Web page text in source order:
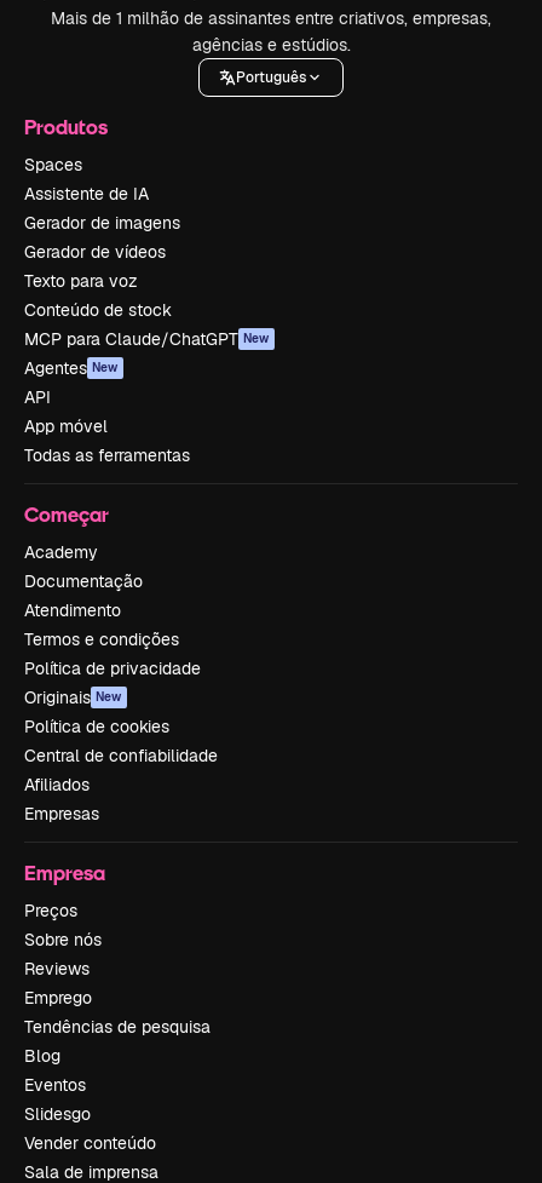
Mais de 1 milhão de assinantes entre criativos, empresas,
agências e estúdios.
Português
Produtos
Spaces
Assistente de IA
Gerador de imagens
Gerador de vídeos
Texto para voz
Conteúdo de stock
MCP para Claude/ChatGPT New
Agentes New
API
App móvel
Todas as ferramentas
Começar
Academy
Documentação
Atendimento
Termos e condições
Política de privacidade
Originais New
Política de cookies
Central de confiabilidade
Afiliados
Empresas
Empresa
Preços
Sobre nós
Reviews
Emprego
Tendências de pesquisa
Blog
Eventos
Slidesgo
Vender conteúdo
Sala de imprensa